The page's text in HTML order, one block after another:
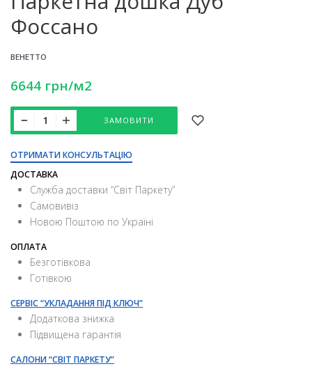
Фоссано
ВЕНЕТТО
6644 грн/м2
ЗАМОВИТИ
ОТРИМАТИ КОНСУЛЬТАЦІЮ
ДОСТАВКА
Служба доставки “Свiт Паркету”
Самовивіз
Новою Поштою по Україні
ОПЛАТА
Безготівкова
Готівкою
СЕРВІС “УКЛАДАННЯ ПІД КЛЮЧ”
Додаткова знижка
Підвищена гарантія
САЛОНИ “СВІТ ПАРКЕТУ”